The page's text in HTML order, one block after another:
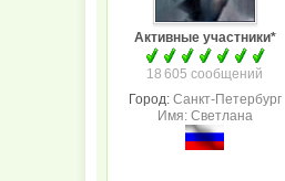
Активные участники*
18 605 сообщений
Город: Санкт-Петербург
Имя: Светлана